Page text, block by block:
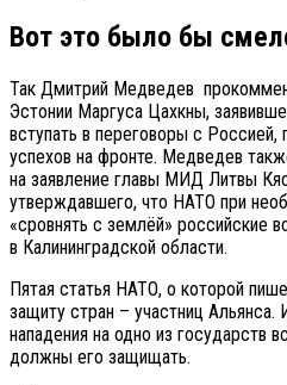
Вот это было бы
Так Дмитрий Медведев
Эстонии Маргуса Цахкны,
вступать в переговоры с Россией,
успехов на фронте. Медведев
на заявление главы МИД Литвы
утверждавшего, что НАТО при
«сровнять с землёй» российские
в Калининградской области.
Пятая статья НАТО, о которой
защиту стран – участниц Альянса.
нападения на одно из государств
должны его защищать.